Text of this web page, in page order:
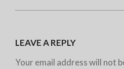
LEAVE A REPLY
Your email address will not